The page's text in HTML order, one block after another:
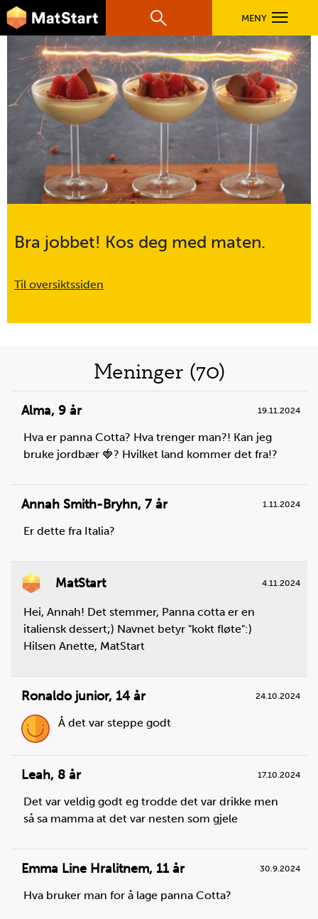
Hopp til hovedinnhold
hovednavigasjonsmobilversjon
MatStart
Søk MENY
OPPSKRIFTER
FILM
FØR DU STARTER
LÆR MER
TIL DE VOKSNE
Panna
cotta
oppsummering
Bra jobbet! Kos deg med maten.
Til oversiktssiden
Meninger (70)
Alma, 9 år 19.11.2024
Hva er panna Cotta? Hva trenger man?! Kan jeg
bruke jordbær 🍓? Hvilket land kommer det fra!?
Annah Smith-Bryhn, 7 år 1.11.2024
Er dette fra Italia?
MatStart 4.11.2024
Hei, Annah! Det stemmer, Panna cotta er en
italiensk dessert;) Navnet betyr "kokt fløte":)
Hilsen Anette, MatStart
Ronaldo junior, 14 år 24.10.2024
Å det var steppe godt
Leah, 8 år 17.10.2024
Det var veldig godt eg trodde det var drikke men
så sa mamma at det var nesten som gjele
Emma Line Hralitnem, 11 år 30.9.2024
Hva bruker man for å lage panna Cotta?